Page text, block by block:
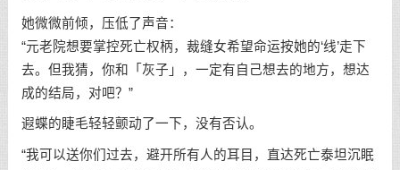
她微微前倾，压低了声音：
“元老院想要掌控死亡权柄，裁缝女希望命运按她的‘线’走下
去。但我猜，你和「灰子」，一定有自己想去的地方，想达
成的结局，对吧？”
遐蝶的睫毛轻轻颤动了一下，没有否认。
“我可以送你们过去，避开所有人的耳目，直达死亡泰坦沉眠